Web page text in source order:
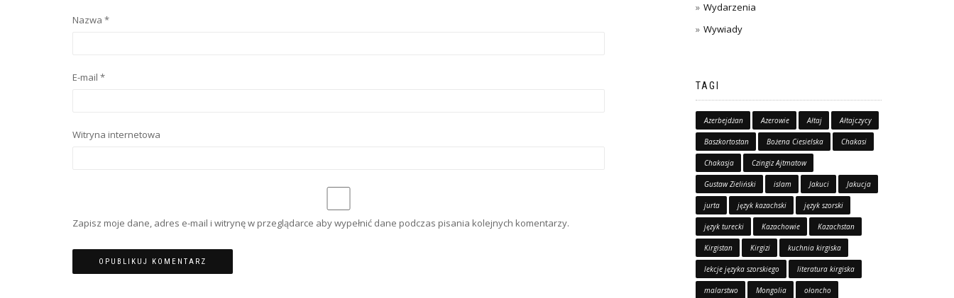
Nazwa *
E-mail *
Witryna internetowa
Zapisz moje dane, adres e-mail i witrynę w przeglądarce aby wypełnić dane podczas pisania kolejnych komentarzy.
Wydarzenia
Wywiady
TAGI
Azerbejdżan Azerowie Ałtaj Ałtajczycy
Baszkortostan Bożena Ciesielska Chakasi
Chakasja Czingiz Ajtmatow
Gustaw Zieliński islam Jakuci Jakucja
jurta język kazachski język szorski
język turecki Kazachowie Kazachstan
Kirgistan Kirgizi kuchnia kirgiska
lekcje języka szorskiego literatura kirgiska
malarstwo Mongolia ołoncho